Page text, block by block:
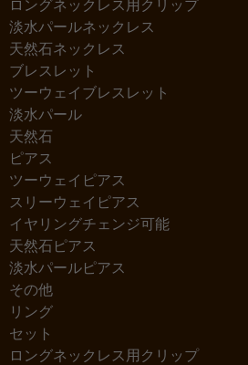
ロングネックレス用クリップ
淡水パールネックレス
天然石ネックレス
ブレスレット
ツーウェイブレスレット
淡水パール
天然石
ピアス
ツーウェイピアス
スリーウェイピアス
イヤリングチェンジ可能
天然石ピアス
淡水パールピアス
その他
リング
セット
ロングネックレス用クリップ